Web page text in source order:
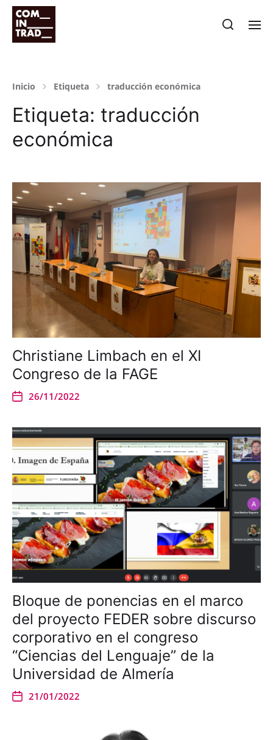
Inicio Etiqueta traducción económica
Etiqueta: traducción
económica
Christiane Limbach en el XI
Congreso de la FAGE
26/11/2022
Bloque de ponencias en el marco
del proyecto FEDER sobre discurso
corporativo en el congreso
“Ciencias del Lenguaje” de la
Universidad de Almería
21/01/2022